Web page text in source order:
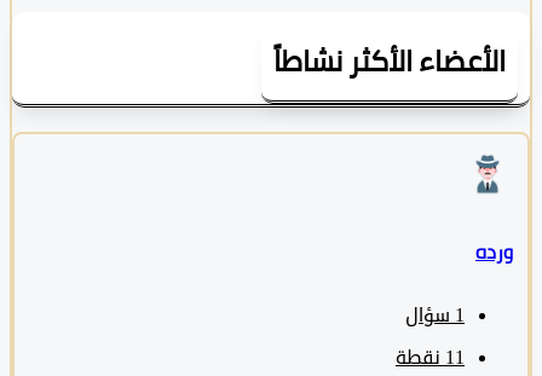
الأكثر نشاطاً
سؤال
نقطة